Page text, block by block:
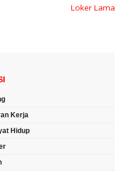
Loker Lama
Kerja
Hidup